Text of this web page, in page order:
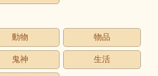
動物 物品
鬼神 生活